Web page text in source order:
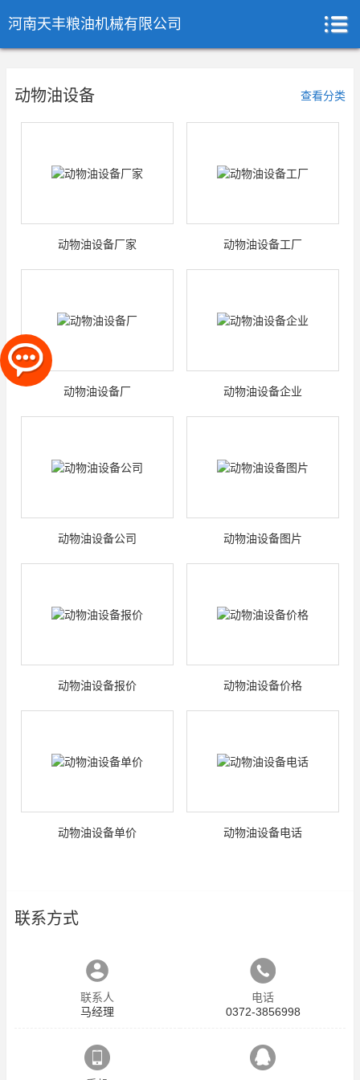
河南天丰粮油机械有限公司
动物油设备 查看分类
动物油设备厂家 动物油设备工厂
动物油设备厂 动物油设备企业
动物油设备公司 动物油设备图片
动物油设备报价 动物油设备价格
动物油设备单价 动物油设备电话
联系方式
联系人
马经理
电话
0372-3856998